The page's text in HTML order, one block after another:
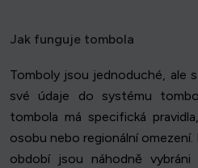
Jak funguje tombola
Tomboly jsou jednoduché, ale
své údaje do systému
tombola má specifická
osobu nebo regionální
období jsou náhodně vybráni